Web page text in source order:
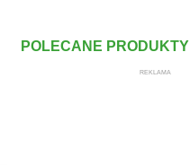
POLECANE PRODUKTY
REKLAMA